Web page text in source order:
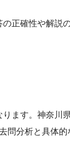
正確性や解説
ます。神奈
分析と具体的